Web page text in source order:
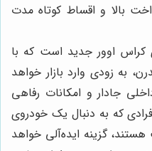
بالا و اقساط کوتاه مدت
کراس اوور جدید است که با
به زودی وارد بازار خواهد
جادار و امکانات رفاهی
که به دنبال یک خودروی
گزینه ایده‌آلی خواهد